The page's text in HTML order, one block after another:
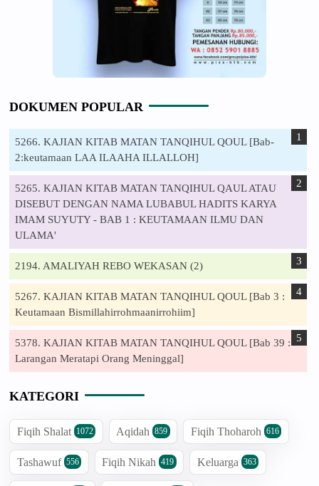
DOKUMEN POPULAR
5266. KAJIAN KITAB MATAN TANQIHUL QOUL [Bab-
2:keutamaan LAA ILAAHA ILLALLOH]
5265. KAJIAN KITAB MATAN TANQIHUL QAUL ATAU
DISEBUT DENGAN NAMA LUBABUL HADITS KARYA
IMAM SUYUTY - BAB 1 : KEUTAMAAN ILMU DAN
ULAMA'
2194. AMALIYAH REBO WEKASAN (2)
5267. KAJIAN KITAB MATAN TANQIHUL QOUL [Bab 3 :
Keutamaan Bismillahirrohmaanirrohiim]
5378. KAJIAN KITAB MATAN TANQIHUL QOUL [Bab 39 :
Larangan Meratapi Orang Meninggal]
KATEGORI
Fiqih Shalat 1072 Aqidah 859 Fiqih Thoharoh 616
Tashawuf 556 Fiqih Nikah 419 Keluarga 363